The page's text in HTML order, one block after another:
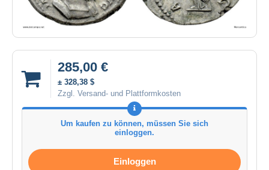
285,00 €
± 328,38 $
Zzgl. Versand- und Plattformkosten
Um kaufen zu können, müssen Sie sich
einloggen.
Einloggen